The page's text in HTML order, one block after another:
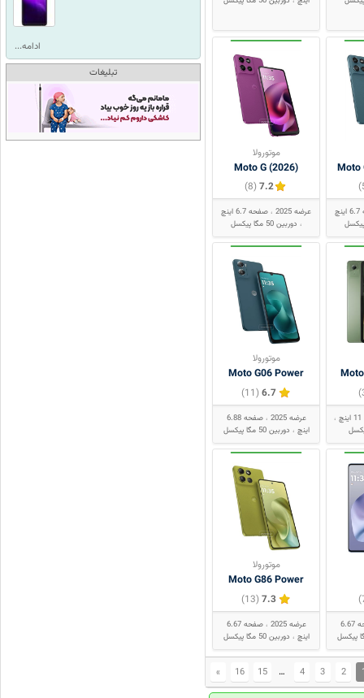
Moto
موتورولا
Moto G (2026)
7.2
(8)
عرضه 2025
صفحه 6.7 اینچ
دوربین 50 مگا پیکسل
موتورولا
Moto G06 Power
6.7
(11)
عرضه 2025
صفحه 6.88
اینچ
دوربین 50 مگا پیکسل
صفحه 6.67
موتورولا
Moto G86 Power
7.3
(13)
عرضه 2025
صفحه 6.67
اینچ
دوربین 50 مگا پیکسل
2
3
4
…
15
16
»
ادامه...
تبلیغات